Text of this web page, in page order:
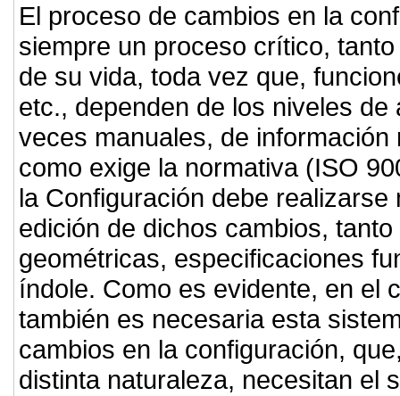
El proceso de cambios en la
siempre un proceso crítico,
de su vida, toda vez que,
etc., dependen de los niveles
veces manuales, de
como exige la normativa (ISO
la Configuración debe
edición de dichos cambios,
geométricas, especificaciones
índole. Como es evidente, en el
también es necesaria esta
cambios en la configuración,
distinta naturaleza, necesitan el